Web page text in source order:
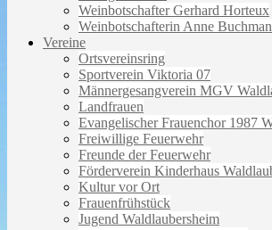
Weinbotschafter Gerhard Horteux
Weinbotschafterin Anne
Vereine
Ortsvereinsring
Sportverein Viktoria 07
Männergesangverein MGV
Landfrauen
Evangelischer Frauenchor 1987
Freiwillige Feuerwehr
Freunde der Feuerwehr
Förderverein Kinderhaus
Kultur vor Ort
Frauenfrühstück
Jugend Waldlaubersheim